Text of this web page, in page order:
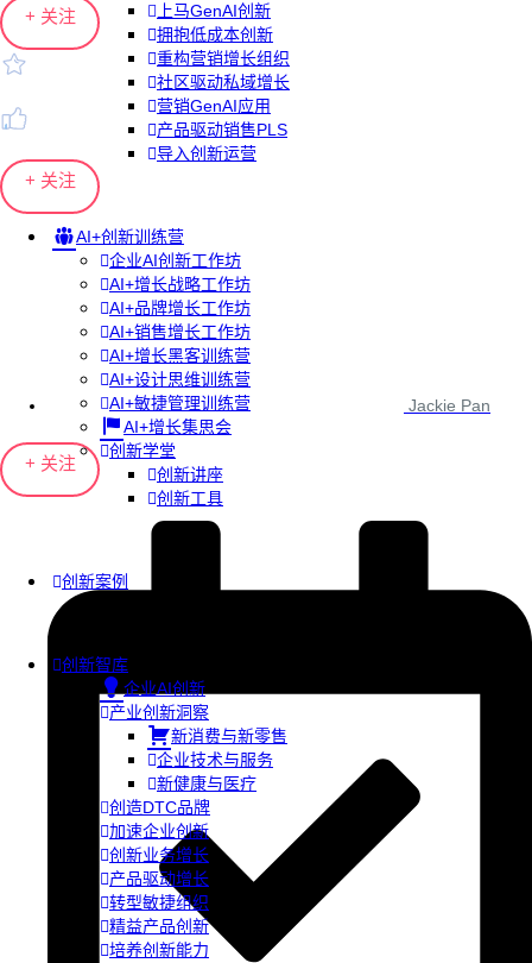
上马GenAI创新
拥抱低成本创新
重构营销增长组织
社区驱动私域增长
营销GenAI应用
产品驱动销售PLS
导入创新运营
AI+创新训练营
企业AI创新工作坊
AI+增长战略工作坊
AI+品牌增长工作坊
AI+销售增长工作坊
AI+增长黑客训练营
AI+设计思维训练营
AI+敏捷管理训练营
AI+增长集思会
创新学堂
创新讲座
创新工具
创新案例
创新智库
企业AI创新
产业创新洞察
新消费与新零售
企业技术与服务
新健康与医疗
创造DTC品牌
加速企业创新
创新业务增长
产品驱动增长
转型敏捷组织
精益产品创新
培养创新能力
+ 关注
+ 关注
Jackie Pan
+ 关注